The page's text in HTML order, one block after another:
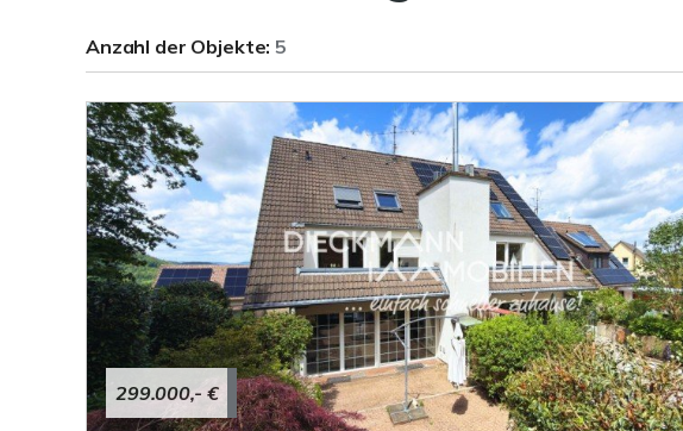
Anzahl der Objekte:5
299.000,- €